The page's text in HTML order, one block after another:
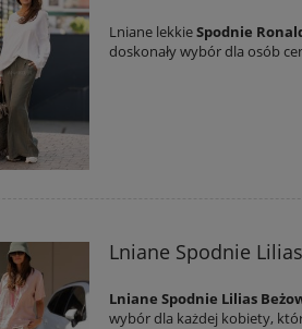
Lniane lekkieSpodnie
doskonały wybór dla osób
Lniane Spodnie
Lniane Spodnie Lilias
wybór dla każdej kobiety,